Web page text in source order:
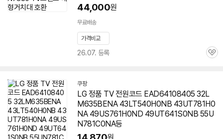
44,000원
무료배송
가격비교
26.07. 등록
관
쿠팡
LG 정품 TV 전원코드 EAD64108405 32L
M635BENA 43LT540H0NB 43UT781H0
NA 49US761H0ND 49UT641S0NB 55U
N781C0NA등